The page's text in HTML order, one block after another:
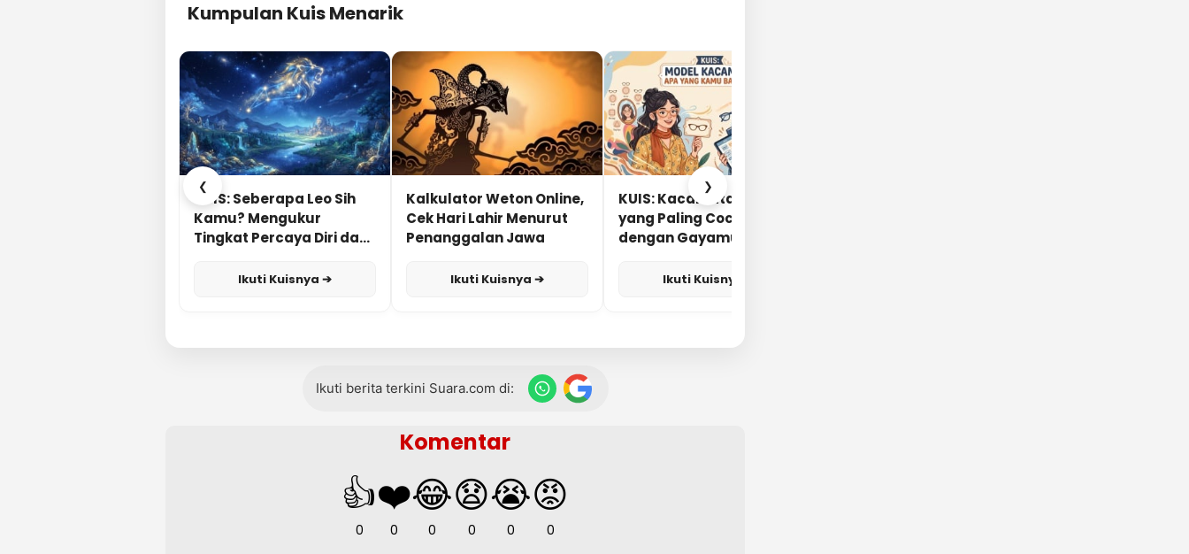
Kumpulan Kuis Menarik
❮
KUIS: Seberapa Leo Sih
Kamu? Mengukur
Tingkat Percaya Diri dan
Ikuti Kuisnya ➔
Kalkulator Weton Online,
Cek Hari Lahir Menurut
Penanggalan Jawa
Ikuti Kuisnya ➔
KUIS: Kacamata Apa
yang Paling Cocok
dengan Gayamu?
Ikuti Kuisnya ➔
❯
Ikuti berita terkini Suara.com di:
Komentar
👍
0
❤️
0
😂
0
😧
0
😭
0
😡
0